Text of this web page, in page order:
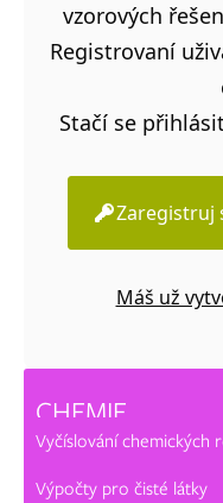
vzorových
Registrovaní
Stačí se
Zaregistruj
Máš už
CHEMIE
Vyčíslování chemických
Výpočty pro čisté látky